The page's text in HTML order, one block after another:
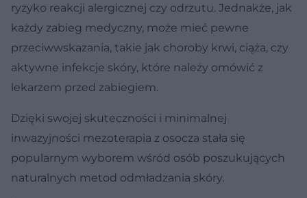
ryzyko reakcji alergicznej czy odrzutu. Jednakże, jak
każdy zabieg medyczny, może mieć pewne
przeciwwskazania, takie jak choroby krwi, ciąża, czy
aktywne infekcje skóry, które należy omówić z
lekarzem przed zabiegiem.
Dzięki swojej skuteczności i minimalnej
inwazyjności mezoterapia z osocza stała się
popularnym wyborem wśród osób poszukujących
naturalnych metod odmładzania skóry.